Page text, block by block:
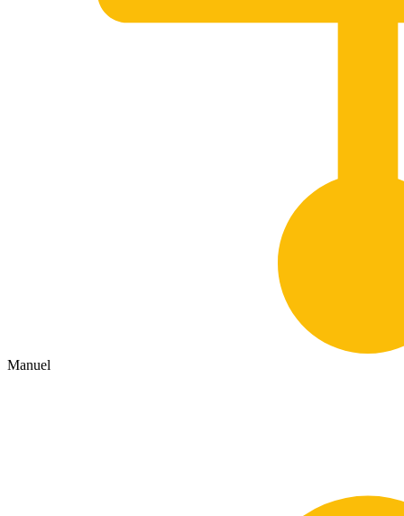
Manuel